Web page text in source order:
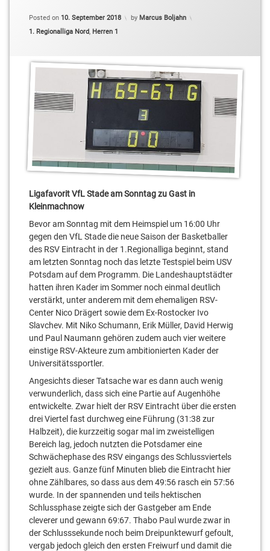
Posted on 10. September 2018 by Marcus Boljahn
Categories:
1. Regionalliga Nord, Herren 1
Ligafavorit VfL Stade am Sonntag zu Gast in
Kleinmachnow
Bevor am Sonntag mit dem Heimspiel um 16:00 Uhr
gegen den VfL Stade die neue Saison der Basketballer
des RSV Eintracht in der 1.Regionalliga beginnt, stand
am letzten Sonntag noch das letzte Testspiel beim USV
Potsdam auf dem Programm. Die Landeshauptstädter
hatten ihren Kader im Sommer noch einmal deutlich
verstärkt, unter anderem mit dem ehemaligen RSV-
Center Nico Drägert sowie dem Ex-Rostocker Ivo
Slavchev. Mit Niko Schumann, Erik Müller, David Herwig
und Paul Naumann gehören zudem auch vier weitere
einstige RSV-Akteure zum ambitionierten Kader der
Universitätssportler.
Angesichts dieser Tatsache war es dann auch wenig
verwunderlich, dass sich eine Partie auf Augenhöhe
entwickelte. Zwar hielt der RSV Eintracht über die ersten
drei Viertel fast durchweg eine Führung (31:38 zur
Halbzeit), die kurzzeitig sogar mal im zweistelligen
Bereich lag, jedoch nutzten die Potsdamer eine
Schwächephase des RSV eingangs des Schlussviertels
gezielt aus. Ganze fünf Minuten blieb die Eintracht hier
ohne Zählbares, so dass aus dem 49:56 rasch ein 57:56
wurde. In der spannenden und teils hektischen
Schlussphase zeigte sich der Gastgeber am Ende
cleverer und gewann 69:67. Thabo Paul wurde zwar in
der Schlusssekunde noch beim Dreipunktewurf gefoult,
vergab jedoch gleich den ersten Freiwurf und damit die